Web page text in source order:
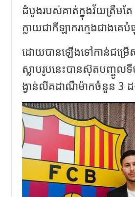
ដំបូងរបស់គាត់ក្នុងវ័យត្រឹមតែ
ក្លាយជាកីឡាករក្មេងជាងគេ
ដោយបានឡើងទៅកាន់ជម្រើស
ស្លាបរូបនេះបានស៊ុតបញ្ចូល
ង្វាន់លីគដាណឺម៉ាកចំនួន 3